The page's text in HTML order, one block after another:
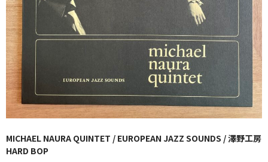
GG RECORD （当店のレーベル）
JAZZ-US
BLUE NOTE
JAZZ-EU
MICHAEL NAURA QUINTET / EUROPEAN JAZZ SOUNDS / 澤野工房
HARD BOP